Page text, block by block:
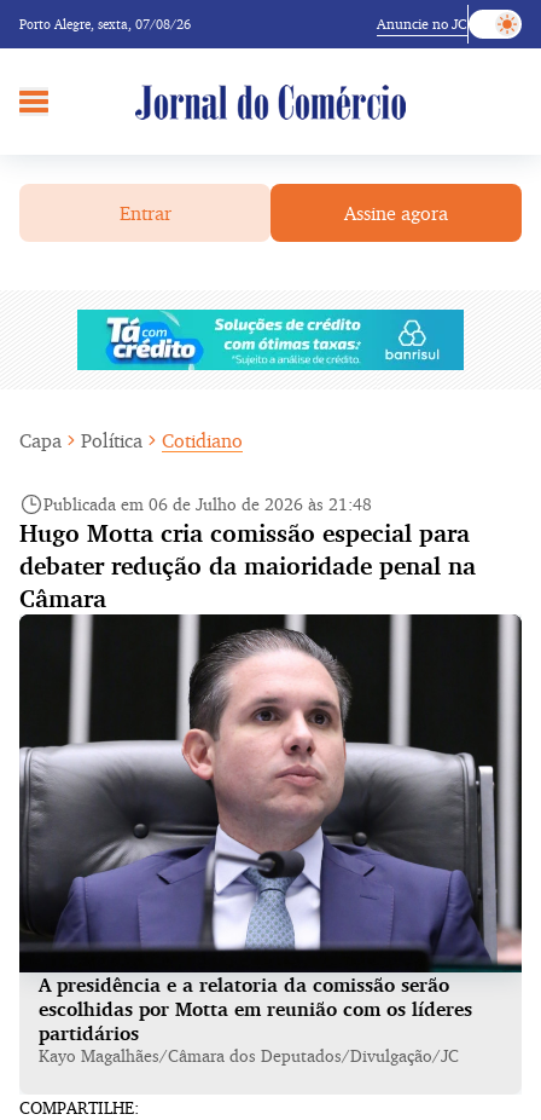
Porto Alegre, sexta, 07/08/26 Anuncie no JC
Entrar Assine agora
Capa Política Cotidiano
Publicada em 06 de Julho de 2026 às 21:48
Hugo Motta cria comissão especial para
debater redução da maioridade penal na
Câmara
A presidência e a relatoria da comissão serão
escolhidas por Motta em reunião com os líderes
partidários
Kayo Magalhães/Câmara dos Deputados/Divulgação/JC
COMPARTILHE: